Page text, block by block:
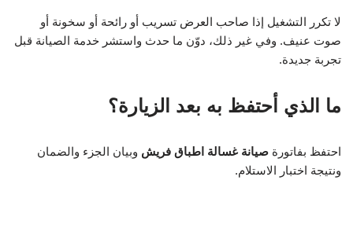
لا تكرر التشغيل إذا صاحب العرض تسريب أو رائحة أو سخونة أو
صوت عنيف. وفي غير ذلك، دوّن ما حدث واستشر خدمة الصيانة قبل
تجربة جديدة.
ما الذي أحتفظ به بعد الزيارة؟
احتفظ بفاتورة صيانة غسالة اطباق فريش وبيان الجزء والضمان
ونتيجة اختبار الاستلام.